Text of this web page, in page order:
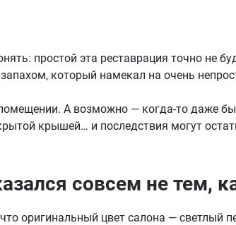
простой эта реставрация точно не
который намекал на очень
А возможно — когда-то даже
крышей… и последствия могут
совсем не тем,
оригинальный цвет салона — светлый